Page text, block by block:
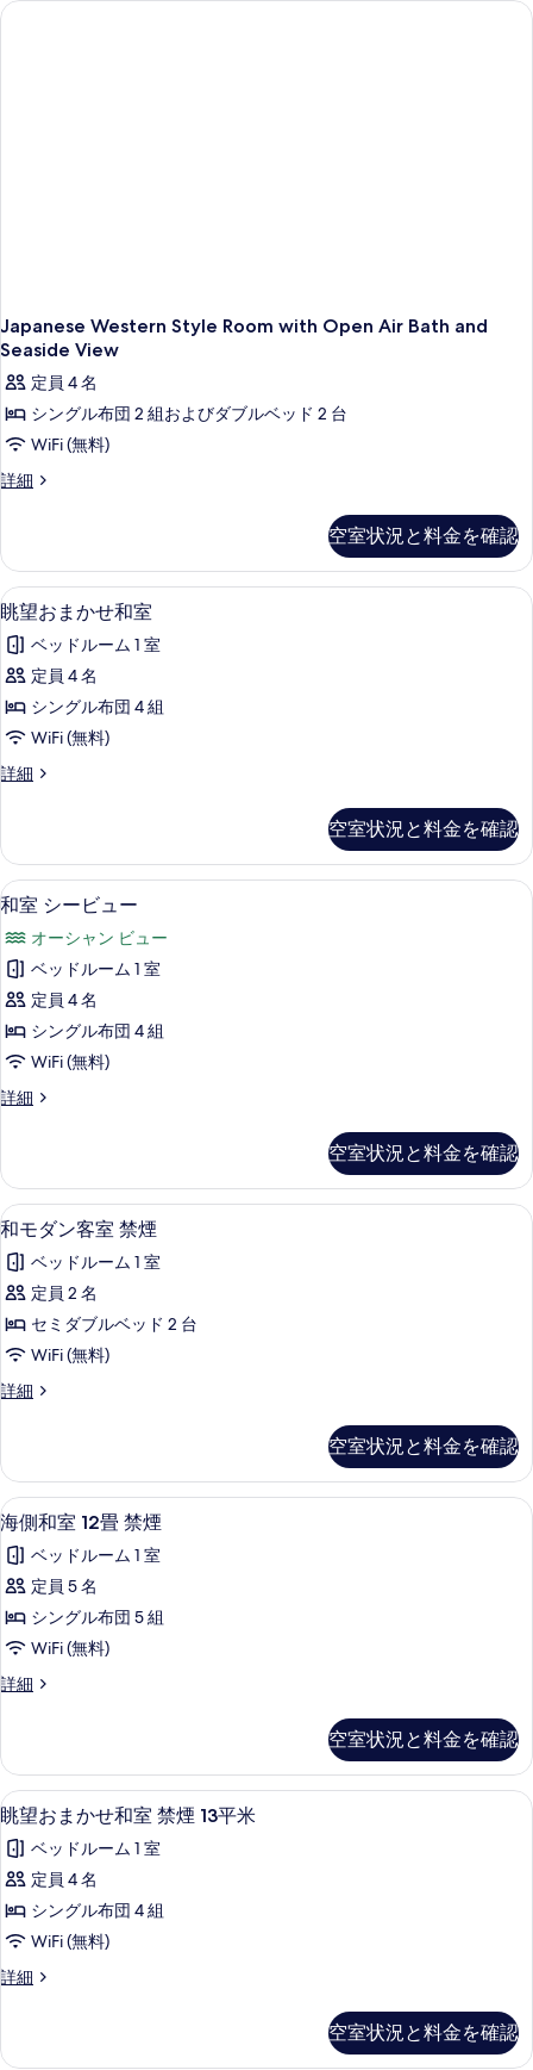
能
Japanese Western Style Room with Open Air Bath and
Seaside View
定員 4 名
シングル布団 2 組およびダブルベッド 2 台
WiFi (無料)
詳細
Japanese
with
Open
Air
and
Seaside
の
詳
空室状況と料金を確認
眺
望
お
ま
か
和
の
す
べ
て
の
写
真
を
表
る
セーフティボックス (室内)、WiFi (無
5
眺望おまかせ和室
ベッドルーム 1 室
定員 4 名
シングル布団 4 組
WiFi (無料)
詳細
眺
か
せ
和
の
詳
細
空室状況と料金を確認
和
シ
ー
ビ
ュ
の
べ
て
の
写
真
を
表
示
セーフティボックス (室内)、WiFi (無
9
和室 シービュー
オーシャン ビュー
ベッドルーム 1 室
定員 4 名
シングル布団 4 組
WiFi (無料)
詳細
和
ビ
ュ
ー
詳
細
空室状況と料金を確認
和
モ
ダ
ン
客
禁
の
す
べ
て
の
写
真
を
す
る
和モダン客室 禁煙 | セーフティボッ
4
和モダン客室 禁煙
ベッドルーム 1 室
定員 2 名
セミダブルベッド 2 台
WiFi (無料)
詳細
和
客
室
禁
の
詳
空室状況と料金を確認
海
側
和
室
12
畳
禁
の
す
べ
て
の
写
真
を
セーフティボックス (室内)、WiFi (無
7
海側和室 12畳 禁煙
ベッドルーム 1 室
定員 5 名
シングル布団 5 組
WiFi (無料)
詳細
海
12
畳
禁
の
詳
空室状況と料金を確認
眺
望
お
ま
か
和
禁
セーフティボックス (室内)、WiFi (無
5
眺望おまかせ和室 禁煙 13平米
ベッドルーム 1 室
定員 4 名
シングル布団 4 組
WiFi (無料)
詳細
眺
か
空室状況と料金を確認